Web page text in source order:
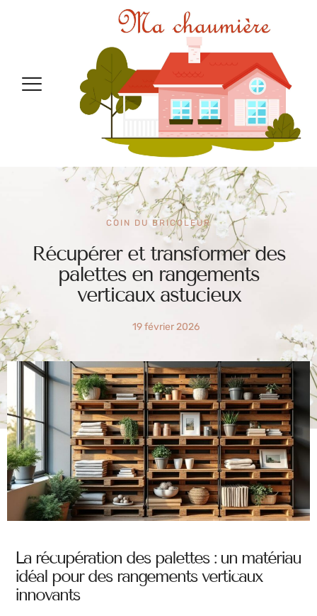
COIN DU BRICOLEUR
Récupérer et transformer des
palettes en rangements
verticaux astucieux
19 février 2026
La récupération des palettes : un matériau
idéal pour des rangements verticaux
innovants